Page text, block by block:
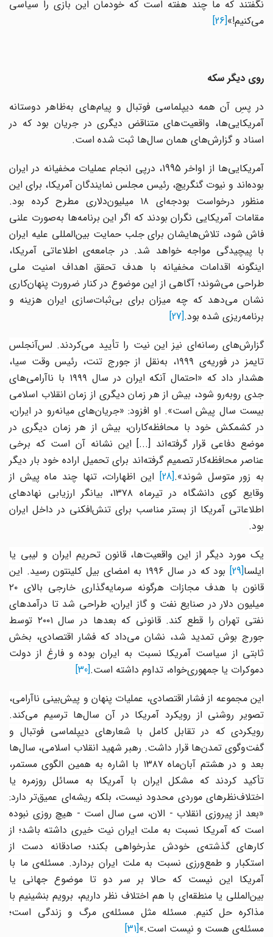
نگفتند که ما چند هفته است که خودمان این بازی را سیاسی
می‌کنیم!»[26]
روی دیگر سکه
در پسِ آن همه دیپلماسی فوتبال و پیام‌های به‌ظاهر دوستانه
آمریکایی‌ها، واقعیت‌های متناقض دیگری در جریان بود که در
اسناد و گزارش‌های همان سال‌ها ثبت شده است.
آمریکایی‌ها از اواخر 1995، درپی انجام عملیات مخفیانه در ایران
بوده‌اند و نیوت گنگریچ، رئیس مجلس نمایندگان آمریکا، برای این
منظور درخواست بودجه‌ای ۱۸ میلیون‌دلاری مطرح کرده بود.
مقامات آمریکایی نگران بودند که اگر این برنامه‌ها به‌صورت علنی
فاش شود، تلاش‌هایشان برای جلب حمایت بین‌المللی علیه ایران
با پیچیدگی مواجه خواهد شد. در جامعه‌ی اطلاعاتی آمریکا،
اینگونه اقدامات مخفیانه با هدف تحقق اهداف امنیت ملی
طراحی می‌شوند؛ آگاهی از این موضوع در کنار ضرورت پنهان‌کاری
نشان می‌دهد که چه میزان برای بی‌ثبات‌سازی ایران هزینه و
برنامه‌ریزی شده بود.[27]
گزارش‌های رسانه‌ای نیز این نیت را تأیید می‌کردند. لس‌آنجلس
تایمز در فوریه‌ی۱۹۹۹، به‌نقل از جورج تنت، رئیس وقت سیا،
هشدار داد که «احتمال آنکه ایران در سال۱۹۹۹با ناآرامی‌های
جدی روبه‌رو شود، بیش از هر زمان دیگری از زمان انقلاب اسلامی
بیست سال پیش است». او افزود: «جریان‌های میانه‌رو در ایران،
در کشمکش خود با محافظه‌کاران، بیش از هر زمان دیگری در
موضع دفاعی قرار گرفته‌اند [...] این نشانه آن است که برخی
عناصر محافظه‌کار تصمیم گرفته‌اند برای تحمیل اراده خود بار دیگر
به زور متوسل شوند».[28]
این اظهارات، تنها چند ماه پیش از
وقایع کوی دانشگاه در تیرماه۱۳۷۸، بیانگر ارزیابی نهادهای
اطلاعاتی آمریکا از بستر مناسب برای تنش‌افکنی در داخل ایران
بود.
یک مورد دیگر از این واقعیت‌ها، قانون تحریم ایران و لیبی یا
ایلسا[29] بود که در سال۱۹۹۶به امضای بیل کلینتون رسید. این
قانون با هدف مجازات هرگونه سرمایه‌گذاری خارجی بالای۲۰
میلیون دلار در صنایع نفت و گاز ایران، طراحی شد تا درآمدهای
نفتی تهران را قطع کند. قانونی که بعدها در سال۲۰۰۱توسط
جورج بوش تمدید شد، نشان می‌داد که فشار اقتصادی، بخش
ثابتی از سیاست آمریکا نسبت به ایران بوده و فارغ از دولت
دموکرات یا جمهوری‌خواه، تداوم داشته است.[30]
این مجموعه از فشار اقتصادی، عملیات پنهان و پیش‌بینی ناآرامی،
تصویر روشنی از رویکرد آمریکا در آن سال‌ها ترسیم می‌کند.
رویکردی که در تقابل کامل با شعارهای دیپلماسی فوتبال و
گفت‌وگوی تمدن‌ها قرار داشت. رهبر شهید انقلاب اسلامی، سال‌ها
بعد و در هشتم آبان‌ماه۱۳۸۷ با اشاره به همین الگوی مستمر،
تأکید کردند که مشکل ایران با آمریکا به مسائل روزمره یا
اختلاف‌نظرهای موردی محدود نیست، بلکه ریشه‌ای عمیق‌تر دارد:
«بعد از پیروزی انقلاب - الان، سی سال است - هیچ روزی نبوده
است که آمریکا نسبت به ملت ایران نیت خیری داشته باشد؛ از
کارهای گذشته‌ی خودش عذرخواهی بکند؛ صادقانه دست از
استکبار و طمع‌ورزی نسبت به ملت ایران بردارد. مسئله‌ی ما با
آمریکا این نیست که حالا بر سر دو تا موضوع جهانی یا
بین‌المللی یا منطقه‌ای با هم اختلاف نظر داریم، برویم بنشینیم با
مذاکره حل کنیم. مسئله مثل مسئله‌ی مرگ و زندگی است؛
مسئله‌ی هست و نیست است.»[31]